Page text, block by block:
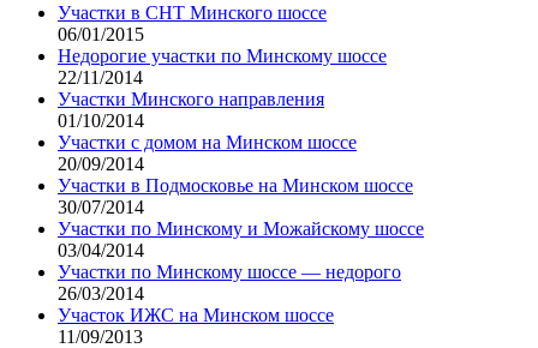
Участки в СНТ Минского шоссе
06/01/2015
Недорогие участки по Минскому шоссе
22/11/2014
Участки Минского направления
01/10/2014
Участки с домом на Минском шоссе
20/09/2014
Участки в Подмосковье на Минском шоссе
30/07/2014
Участки по Минскому и Можайскому шоссе
03/04/2014
Участки по Минскому шоссе — недорого
26/03/2014
Участок ИЖС на Минском шоссе
11/09/2013